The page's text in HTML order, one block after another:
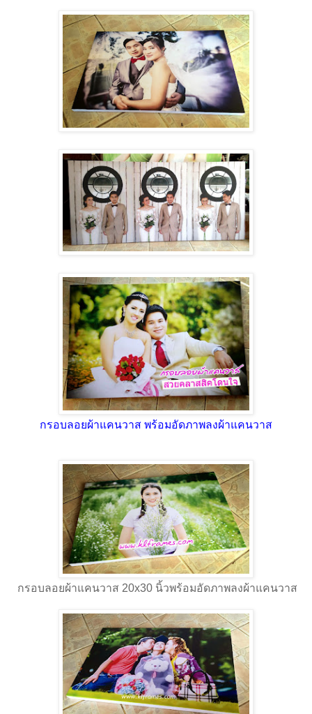
กรอบลอยผ้าแคนวาส พร้อมอัดภาพลงผ้าแคนวาส
กรอบลอยผ้าแคนวาส 20x30 นิ้วพร้อมอัดภาพลงผ้าแคนวาส